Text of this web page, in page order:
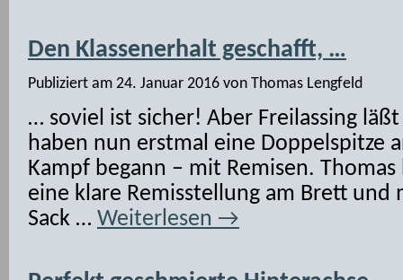
Den Klassenerhalt geschafft, …
Publiziert am 24. Januar 2016 von Thomas Lengfeld
… soviel ist sicher! Aber Freilassing
haben nun erstmal eine Doppelspitze
Kampf begann – mit Remisen.
eine klare Remisstellung am Brett und
Sack … Weiterlesen →